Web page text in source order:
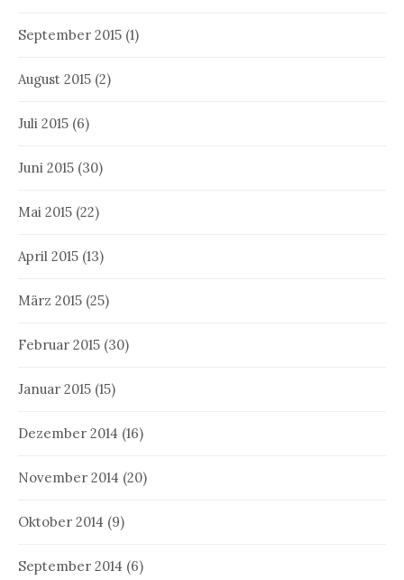
September 2015 (1)
August 2015 (2)
Juli 2015 (6)
Juni 2015 (30)
Mai 2015 (22)
April 2015 (13)
März 2015 (25)
Februar 2015 (30)
Januar 2015 (15)
Dezember 2014 (16)
November 2014 (20)
Oktober 2014 (9)
September 2014 (6)